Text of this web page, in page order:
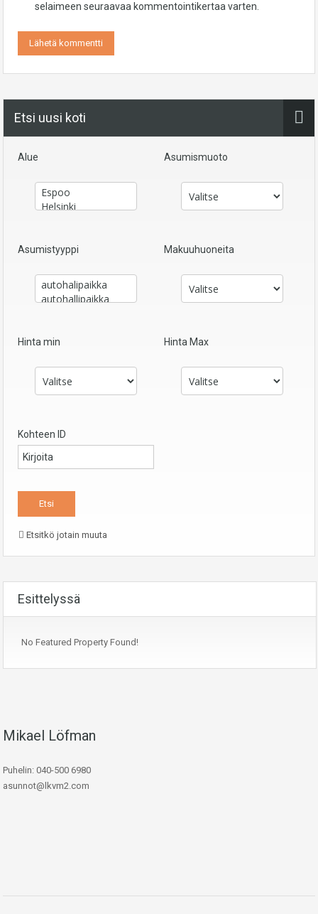
selaimeen seuraavaa kommentointikertaa varten.
Etsi uusi koti
Alue Asumismuoto
Asumistyyppi Makuuhuoneita
Hinta min Hinta Max
Kohteen ID
Etsitkö jotain muuta
Esittelyssä
No Featured Property Found!
Mikael Löfman
Puhelin: 040-500 6980
asunnot@lkvm2.com